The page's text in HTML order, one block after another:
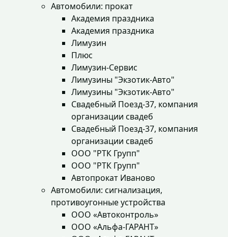
Автомобили: прокат
Академия праздника
Академия праздника
Лимузин
Плюс
Лимузин-Сервис
Лимузины "Экзотик-Авто"
Лимузины "Экзотик-Авто"
Свадебный Поезд-37, компания
организации свадеб
Свадебный Поезд-37, компания
организации свадеб
ООО "РТК Групп"
ООО "РТК Групп"
Автопрокат Иваново
Автомобили: сигнализация,
противоугонные устройства
ООО «Автоконтроль»
ООО «Альфа-ГАРАНТ»